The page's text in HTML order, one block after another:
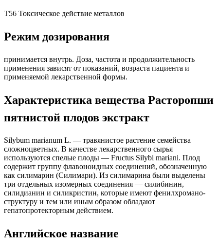
T56 Токсическое действие металлов
Режим дозирования
принимается внутрь. Доза, частота и продолжительность
применения зависят от показаний, возраста пациента и
применяемой лекарственной формы.
Характеристика вещества Расторопши
пятнистой плодов экстракт
Silybum marianum L. — травянистое растение семейства
сложноцветных. В качестве лекарственного сырья
используются спелые плоды — Fructus Silybi mariani. Плод
содержит группу флавоноидных соединений, обозначенную
как силимарин (Силимари). Из силимарина были выделены
три отдельных изомерных соединения — силибинин,
силидианин и силикристин, которые имеют фенилхромано-
структуру и тем или иным образом обладают
гепатопротекторным действием.
Английское название